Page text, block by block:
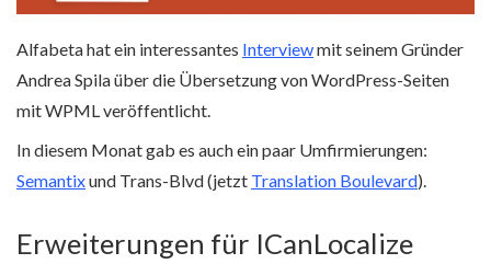
Alfabeta hat ein interessantes Interviewmit seinem Gründer
Andrea Spila über die Übersetzung von WordPress-Seiten
mit WPML veröffentlicht.
In diesem Monat gab es auch ein paar Umfirmierungen:
Semantixund Trans-Blvd (jetzt Translation Boulevard).
Erweiterungen für ICanLocalize